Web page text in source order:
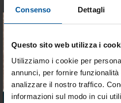
Consenso Dettagli
Questo sito web utilizza i
Utilizziamo i cookie per
annunci, per fornire
analizzare il nostro traffico.
informazioni sul modo in cui
€ 48,56
€ 40,96
- 15%